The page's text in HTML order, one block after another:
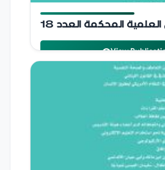
مجلة الجنان العلمية المحكمة
المحكمة العدد 18
2023 jinan university
View
Publication